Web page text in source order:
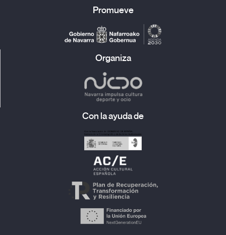
Promueve
Organiza
Con la ayuda de